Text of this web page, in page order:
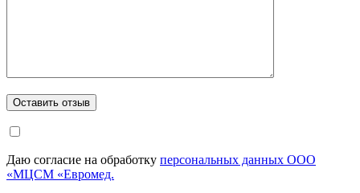
Даю согласие на обработку персональных данных ООО
«МЦСМ «Евромед.